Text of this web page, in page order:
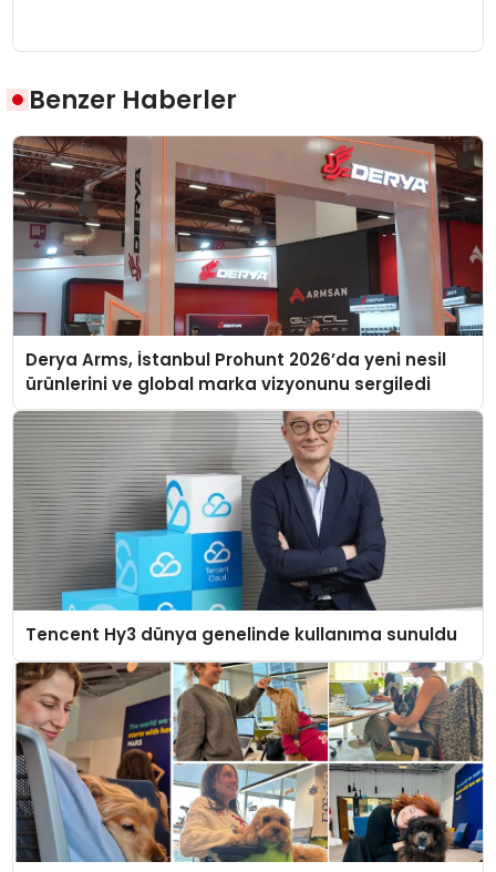
Benzer Haberler
Derya Arms, İstanbul Prohunt 2026’da yeni nesil
ürünlerini ve global marka vizyonunu sergiledi
Tencent Hy3 dünya genelinde kullanıma sunuldu